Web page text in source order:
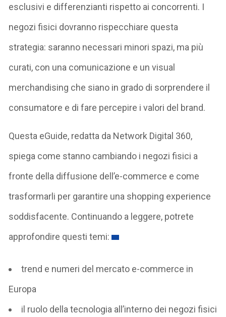
esclusivi e differenzianti rispetto ai concorrenti. I
negozi fisici dovranno rispecchiare questa
strategia: saranno necessari minori spazi, ma più
curati, con una comunicazione e un visual
merchandising che siano in grado di sorprendere il
consumatore e di fare percepire i valori del brand.
Questa eGuide, redatta da Network Digital 360,
spiega come stanno cambiando i negozi fisici a
fronte della diffusione dell’e-commerce e come
trasformarli per garantire una shopping experience
soddisfacente. Continuando a leggere, potrete
approfondire questi temi:
trend e numeri del mercato e-commerce in
Europa
il ruolo della tecnologia all’interno dei negozi fisici